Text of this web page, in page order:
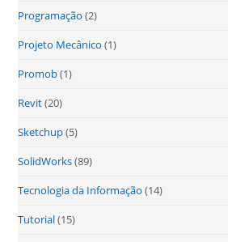
Programação (2)
Projeto Mecânico (1)
Promob(1)
Revit(20)
Sketchup(5)
SolidWorks(89)
Tecnologia da Informação (14)
Tutorial(15)